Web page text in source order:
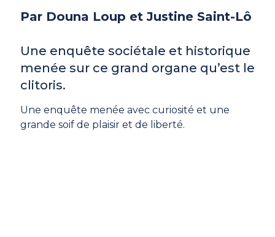
Par Douna Loup et Justine Saint-Lô
Une enquête sociétale et historique
menée sur ce grand organe qu’est le
clitoris.
Une enquête menée avec curiosité et une
grande soif de plaisir et de liberté.